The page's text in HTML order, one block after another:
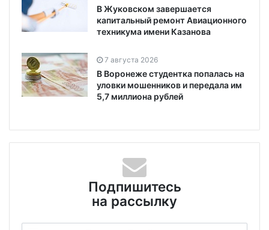
В Жуковском завершается
капитальный ремонт Авиационного
техникума имени Казанова
7 августа 2026
В Воронеже студентка попалась на
уловки мошенников и передала им
5,7 миллиона рублей
Подпишитесь
на рассылку